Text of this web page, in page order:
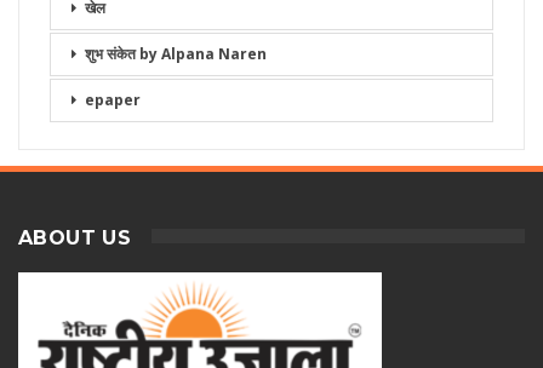
खेल
शुभ संकेत by Alpana Naren
epaper
ABOUT US